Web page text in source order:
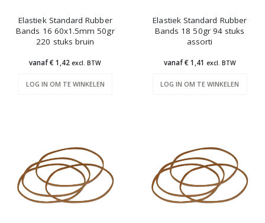
Elastiek Standard Rubber
Bands 16 60x1.5mm 50gr
220 stuks bruin
vanaf € 1,42excl. BTW
LOG IN OM TE WINKELEN
Elastiek Standard Rubber
Bands 18 50gr 94 stuks
assorti
vanaf € 1,41 excl. BTW
LOG IN OM TE WINKELEN